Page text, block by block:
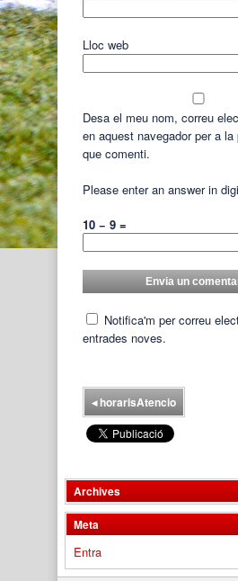
Lloc web
Desa el meu nom, correu
en aquest navegador per a
que comenti.
Please enter an answer in
10 − 9 =
Notifica'm per correu
entrades noves.
◂horarisAtencio
Archives
Meta
Entra